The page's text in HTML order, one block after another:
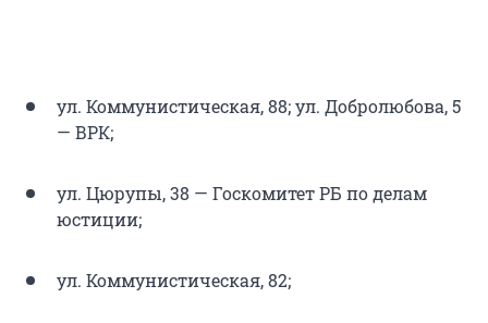
ул. Коммунистическая, 88; ул. Добролюбова, 5
— ВРК;
ул. Цюрупы, 38 — Госкомитет РБ по делам
юстиции;
ул. Коммунистическая, 82;